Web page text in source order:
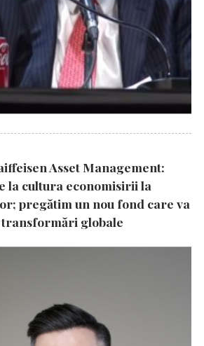
Asset Management:
la cultura economisirii la
pregătim un nou fond care va
globale